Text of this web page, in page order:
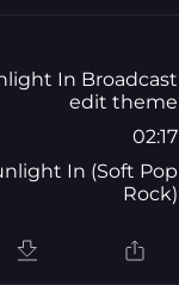
In Broadcast
edit theme
02:17
In (Soft Pop
Rock)